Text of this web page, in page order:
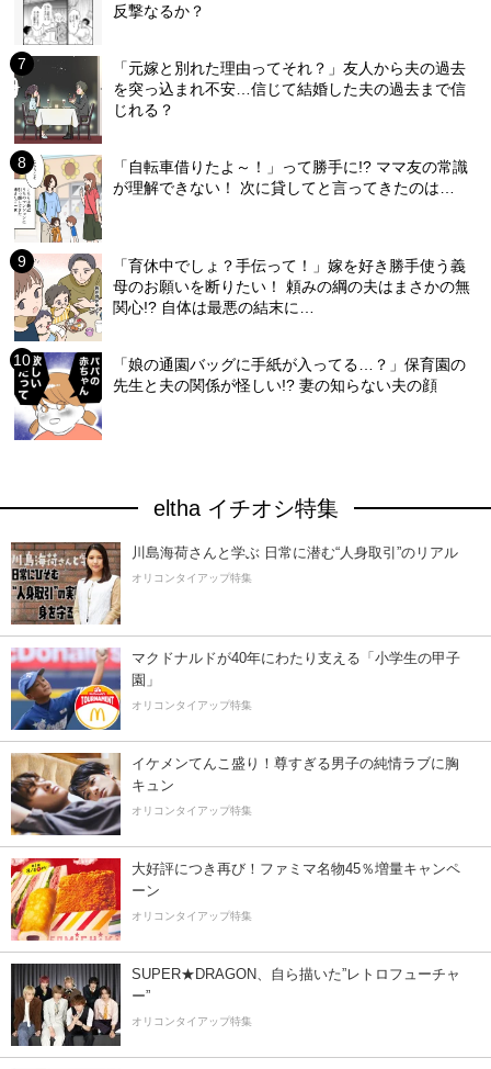
反撃なるか？
「元嫁と別れた理由ってそれ？」友人から夫の過去
を突っ込まれ不安…信じて結婚した夫の過去まで信
じれる？
「自転車借りたよ～！」って勝手に!? ママ友の常識
が理解できない！ 次に貸してと言ってきたのは…
「育休中でしょ？手伝って！」嫁を好き勝手使う義
母のお願いを断りたい！ 頼みの綱の夫はまさかの無
関心!? 自体は最悪の結末に…
「娘の通園バッグに手紙が入ってる…？」保育園の
先生と夫の関係が怪しい!? 妻の知らない夫の顔
eltha イチオシ特集
川島海荷さんと学ぶ 日常に潜む“人身取引”のリアル
オリコンタイアップ特集
マクドナルドが40年にわたり支える「小学生の甲子
園」
オリコンタイアップ特集
イケメンてんこ盛り！尊すぎる男子の純情ラブに胸
キュン
オリコンタイアップ特集
大好評につき再び！ファミマ名物45％増量キャンペ
ーン
オリコンタイアップ特集
SUPER★DRAGON、自ら描いた”レトロフューチャ
ー”
オリコンタイアップ特集